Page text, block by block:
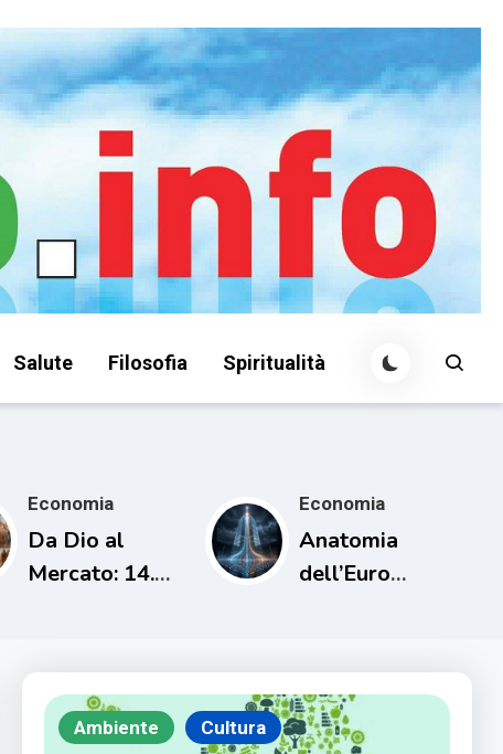
Salute Filosofia Spiritualità
Economia
Da Dio al
Mercato: 14.
debiti una sola
volta
Economia
Anatomia
dell’Euro
Ambiente Cultura